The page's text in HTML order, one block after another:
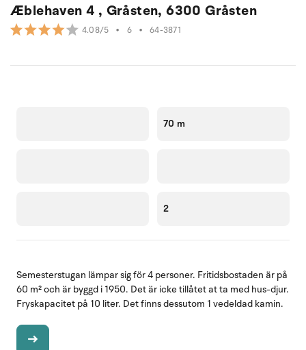
Æblehaven 4 , Gråsten, 6300 Gråsten
4.08/5 • 6 • 64-3871
70 m
2
Semesterstugan lämpar sig för 4 personer. Fritidsbostaden är på
60 m² och är byggd i 1950. Det är icke tillåtet at ta med hus-djur.
Fryskapacitet på 10 liter. Det finns dessutom 1 vedeldad kamin.